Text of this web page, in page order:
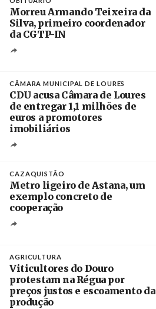
Morreu Armando Teixeira da
Silva, primeiro coordenador
da CGTP-IN
CÂMARA MUNICIPAL DE LOURES
CDU acusa Câmara de Loures
de entregar 1,1 milhões de
euros a promotores
imobiliários
CAZAQUISTÃO
Metro ligeiro de Astana, um
exemplo concreto de
cooperação
AGRICULTURA
Viticultores do Douro
protestam na Régua por
preços justos e escoamento da
produção